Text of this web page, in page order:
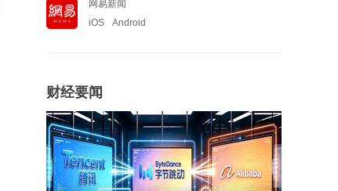
网易新闻
iOS
Android
财经要闻